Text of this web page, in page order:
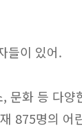
들이 있어.
문화 등 다
875명의 어